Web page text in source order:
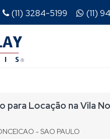
(11) 3284-5199 (11)
para Locação na Vila
- SAO PAULO